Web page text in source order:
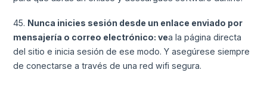
45. Nunca inicies sesión desde un enlace enviado por
mensajería o correo electrónico: vea la página directa
del sitio e inicia sesión de ese modo. Y asegúrese siempre
de conectarse a través de una red wifi segura.